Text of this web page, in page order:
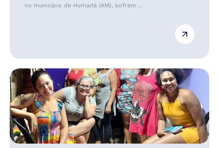
no município de Humaitá (AM), sofrem ...